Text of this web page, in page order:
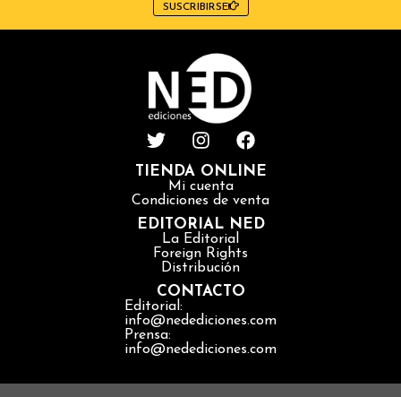
SUSCRIBIRSE
TIENDA ONLINE
Mi cuenta
Condiciones de venta
EDITORIAL NED
La Editorial
Foreign Rights
Distribución
CONTACTO
Editorial:
info@nedediciones.com
Prensa:
info@nedediciones.com